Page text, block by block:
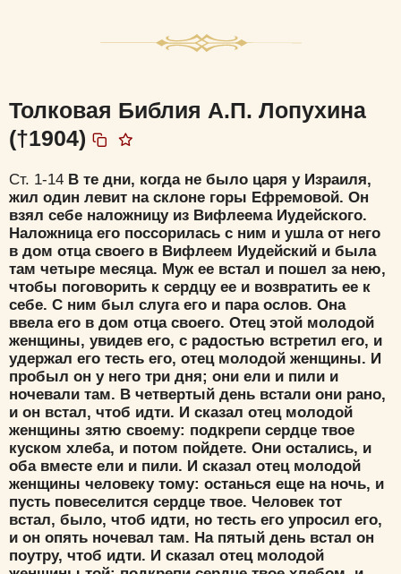
Толковая Библия А.П. Лопухина
(†1904)
Ст. 1-14 В те дни, когда не было царя у Израиля,
жил один левит на склоне горы Ефремовой. Он
взял себе наложницу из Вифлеема Иудейского.
Наложница его поссорилась с ним и ушла от него
в дом отца своего в Вифлеем Иудейский и была
там четыре месяца. Муж ее встал и пошел за нею,
чтобы поговорить к сердцу ее и возвратить ее к
себе. С ним был слуга его и пара ослов. Она
ввела его в дом отца своего. Отец этой молодой
женщины, увидев его, с радостью встретил его, и
удержал его тесть его, отец молодой женщины. И
пробыл он у него три дня; они ели и пили и
ночевали там. В четвертый день встали они рано,
и он встал, чтоб идти. И сказал отец молодой
женщины зятю своему: подкрепи сердце твое
куском хлеба, и потом пойдете. Они остались, и
оба вместе ели и пили. И сказал отец молодой
женщины человеку тому: останься еще на ночь, и
пусть повеселится сердце твое. Человек тот
встал, было, чтоб идти, но тесть его упросил его,
и он опять ночевал там. На пятый день встал он
поутру, чтоб идти. И сказал отец молодой